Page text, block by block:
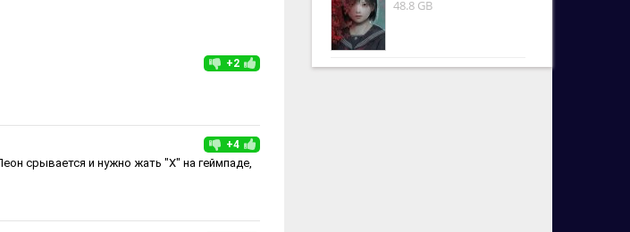
+2
+4
срывается и нужно жать "Х" на геймпаде,
48.8 GB